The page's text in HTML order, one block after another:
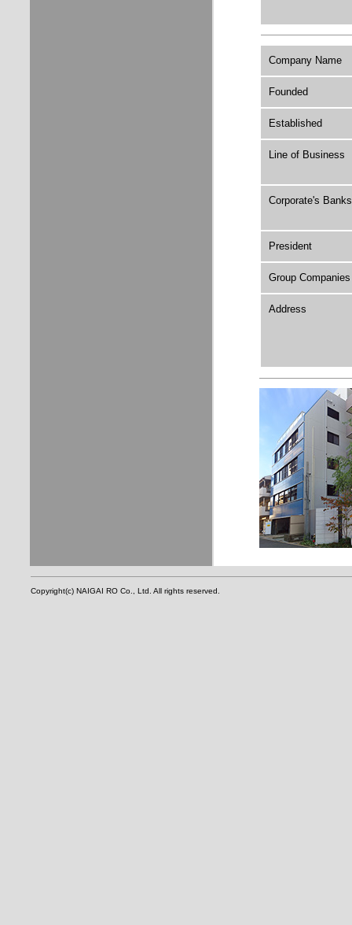
Company Name
Founded
Established
Line of Business
Corporate's Banks
President
Group Companies
Address
Copyright(c) NAIGAI RO Co., Ltd. All rights reserved.